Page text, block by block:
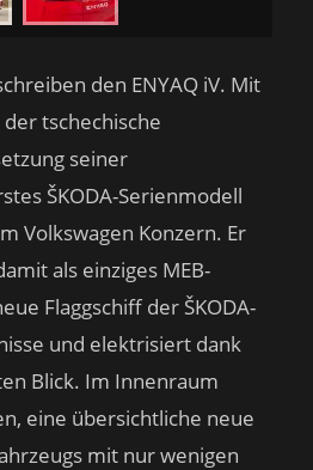
den ENYAQ iV. Mit
tschechische
seiner
ŠKODA-Serienmodell
Volkswagen Konzern. Er
als einziges MEB-
Flaggschiff der ŠKODA-
und elektrisiert dank
Blick. Im Innenraum
eine übersichtliche neue
mit nur wenigen